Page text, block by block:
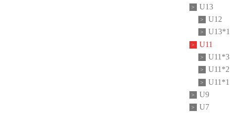
U13
U12
U13*1
U11
U11*3
U11*2
U11*1
U9
U7